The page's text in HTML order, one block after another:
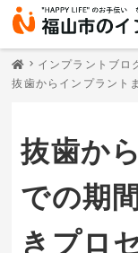
インプラントブロ
抜歯からインプラント
抜歯か
での期
きプロ